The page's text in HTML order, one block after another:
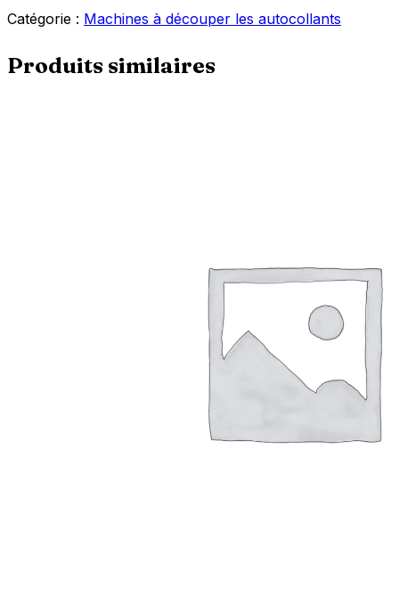
Catégorie : Machines à découper les autocollants
Produits similaires